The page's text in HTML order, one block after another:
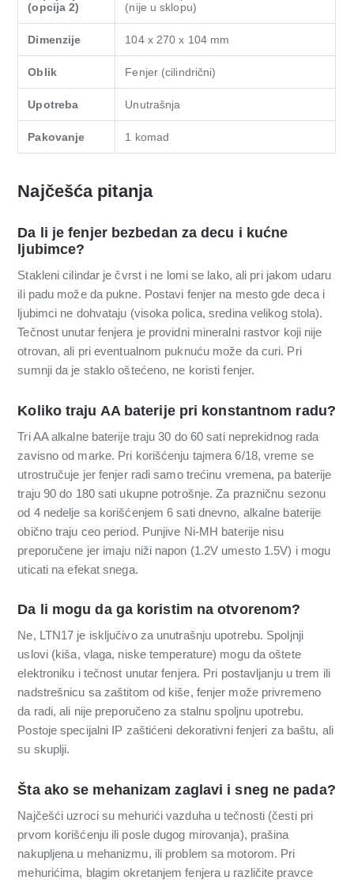
(opcija 2)
(nije u sklopu)
Dimenzije 104 x 270 x 104 mm
Oblik Fenjer (cilindrični)
Upotreba Unutrašnja
Pakovanje 1 komad
Najčešća pitanja
Da li je fenjer bezbedan za decu i kućne
ljubimce?
Stakleni cilindar je čvrst i ne lomi se lako, ali pri jakom udaru
ili padu može da pukne. Postavi fenjer na mesto gde deca i
ljubimci ne dohvataju (visoka polica, sredina velikog stola).
Tečnost unutar fenjera je providni mineralni rastvor koji nije
otrovan, ali pri eventualnom puknuću može da curi. Pri
sumnji da je staklo oštećeno, ne koristi fenjer.
Koliko traju AA baterije pri konstantnom radu?
Tri AA alkalne baterije traju 30 do 60 sati neprekidnog rada
zavisno od marke. Pri korišćenju tajmera 6/18, vreme se
utrostručuje jer fenjer radi samo trećinu vremena, pa baterije
traju 90 do 180 sati ukupne potrošnje. Za prazničnu sezonu
od 4 nedelje sa korišćenjem 6 sati dnevno, alkalne baterije
obično traju ceo period. Punjive Ni-MH baterije nisu
preporučene jer imaju niži napon (1.2V umesto 1.5V) i mogu
uticati na efekat snega.
Da li mogu da ga koristim na otvorenom?
Ne, LTN17 je isključivo za unutrašnju upotrebu. Spoljnji
uslovi (kiša, vlaga, niske temperature) mogu da oštete
elektroniku i tečnost unutar fenjera. Pri postavljanju u trem ili
nadstrešnicu sa zaštitom od kiše, fenjer može privremeno
da radi, ali nije preporučeno za stalnu spoljnu upotrebu.
Postoje specijalni IP zaštićeni dekorativni fenjeri za baštu, ali
su skuplji.
Šta ako se mehanizam zaglavi i sneg ne pada?
Najčešći uzroci su mehurići vazduha u tečnosti (česti pri
prvom korišćenju ili posle dugog mirovanja), prašina
nakupljena u mehanizmu, ili problem sa motorom. Pri
mehurićima, blagim okretanjem fenjera u različite pravce